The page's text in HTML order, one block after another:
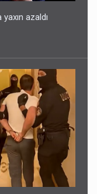
azaldı